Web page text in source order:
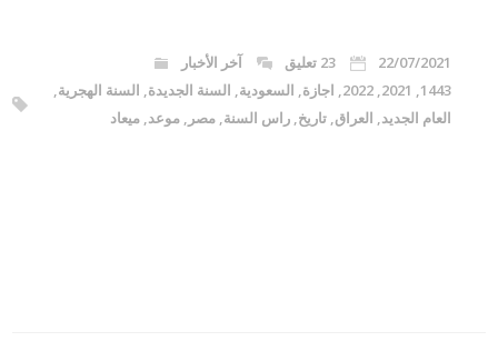
22/07/2021 23 تعليق
آخر الأخبار
1443
,
2021
,
2022
, اجازة, السعودية, السنة الجديدة, السنة الهجرية,
العام الجديد, العراق,تاريخ,راس السنة,مصر ,موعد,ميعاد